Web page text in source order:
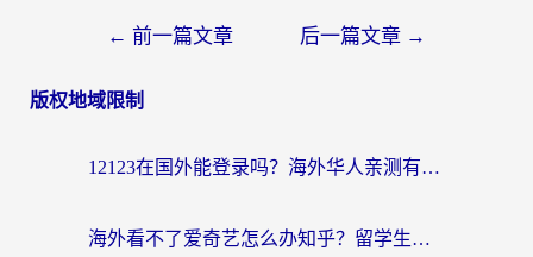
← 前一篇文章 后一篇文章 →
版权地域限制
12123在国外能登录吗？海外华人亲测有效的回国加速器选择指南
海外看不了爱奇艺怎么办知乎？留学生亲测有效的回国加速方案